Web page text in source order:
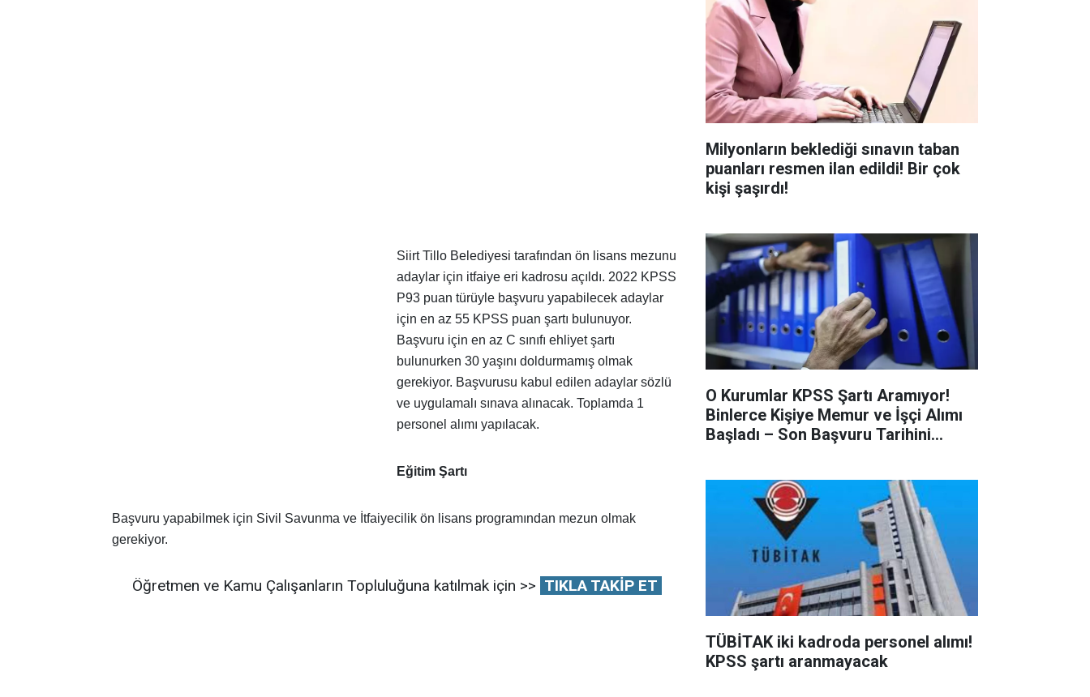
Siirt Tillo Belediyesi tarafından ön lisans mezunu
adaylar için itfaiye eri kadrosu açıldı. 2022 KPSS
P93 puan türüyle başvuru yapabilecek adaylar
için en az 55 KPSS puan şartı bulunuyor.
Başvuru için en az C sınıfı ehliyet şartı
bulunurken 30 yaşını doldurmamış olmak
gerekiyor. Başvurusu kabul edilen adaylar sözlü
ve uygulamalı sınava alınacak. Toplamda 1
personel alımı yapılacak.
Eğitim Şartı
Başvuru yapabilmek için Sivil Savunma ve İtfaiyecilik ön lisans programından mezun olmak
gerekiyor.
Öğretmen ve Kamu Çalışanların Topluluğuna katılmak için >> TIKLA TAKİP ET
Milyonların beklediği sınavın taban
puanları resmen ilan edildi! Bir çok
kişi şaşırdı!
O Kurumlar KPSS Şartı Aramıyor!
Binlerce Kişiye Memur ve İşçi Alımı
Başladı – Son Başvuru Tarihini
TÜBİTAK iki kadroda personel alımı!
KPSS şartı aranmayacak